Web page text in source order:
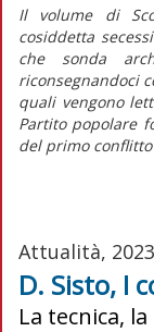
Il volume di
cosiddetta
che sonda
riconsegnandoci
quali vengono
Partito popolare
del primo
Attualità,
D. Sisto, I
La tecnica,